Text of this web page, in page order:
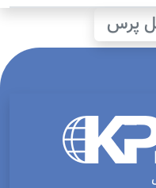
پرس